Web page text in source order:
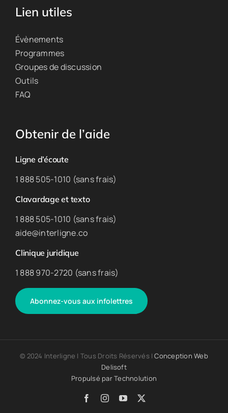
Lien utiles
Évènements
Programmes
Groupes de discussion
Outils
FAQ
Obtenir de l’aide
Ligne d’écoute
1 888 505-1010 (sans frais)
Clavardage et texto
1 888 505-1010 (sans frais)
aide@interligne.co
Clinique juridique
1 888 970-2720 (sans frais)
Abonnez-vous aux infolettres
© 2024 Interligne | Tous Droits Réservés |Conception Web
Delisoft
Propulsé parTechnolution
FacebookInstagram
YouTube